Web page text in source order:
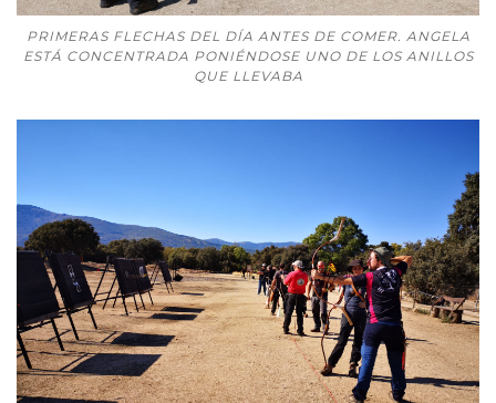
PRIMERAS FLECHAS DEL DÍA ANTES DE COMER. ANGELA
ESTÁ CONCENTRADA PONIÉNDOSE UNO DE LOS ANILLOS
QUE LLEVABA